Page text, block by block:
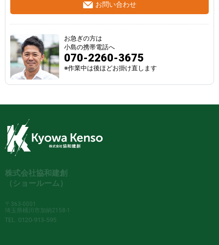
お問い合わせ
お急ぎの方は
小島の携帯電話へ
070-2260-3675
※作業中は後ほどお掛け直します
株式会社協和建創
（ショールーム）
〒363-0001
埼玉県桶川市加納2158-1
TEL. 0120-913-595